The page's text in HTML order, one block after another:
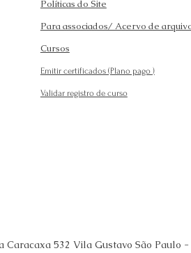
Políticas do Site
Para associados/ Acervo de
Cursos
Emitir certificados (Plano pago )
Validar registro de curso
Caracaxa 532 Vila Gustavo São Paulo -